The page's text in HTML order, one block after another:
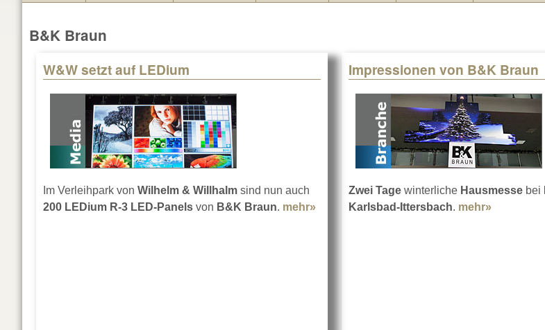
B&K Braun
W&W setzt auf LEDium
Im Verleihpark von Wilhelm & Willhalm sind nun auch
200 LEDium R-3 LED-Panels von B&K Braun. mehr» about W&W setzt auf LEDium
Impressionen von B&K Braun
Zwei Tage winterliche Hausmesse bei
Karlsbad-Ittersbach. mehr»
Pages